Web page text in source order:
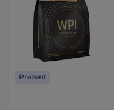
Prezent